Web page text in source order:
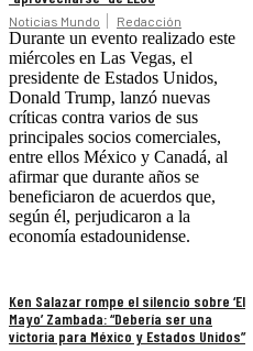
Noticias Mundo Redacción
Durante un evento realizado este
miércoles en Las Vegas, el
presidente de Estados Unidos,
Donald Trump, lanzó nuevas
críticas contra varios de sus
principales socios comerciales,
entre ellos México y Canadá, al
afirmar que durante años se
beneficiaron de acuerdos que,
según él, perjudicaron a la
economía estadounidense.
Ken Salazar rompe el silencio sobre ‘El
Mayo’ Zambada: “Debería ser una
victoria para México y Estados Unidos”